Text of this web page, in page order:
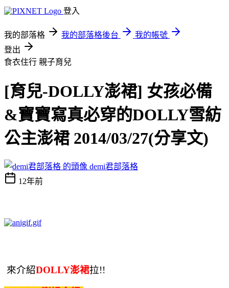
登入
我的部落格 我的部落格後台
我的帳號
登出
食衣住行 親子育兒
[育兒-DOLLY澎裙] 女孩必備
&寶寶寫真必穿的DOLLY雪紡
公主澎裙 2014/03/27(分享文)
demi君部落格
12年前
來介紹DOLLY澎裙拉!!